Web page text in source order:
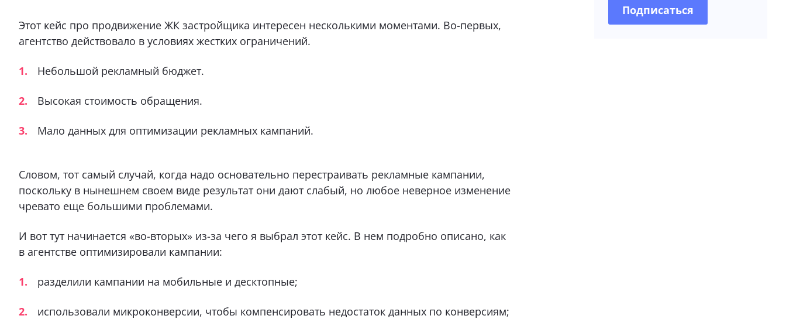
Подписаться
Этот кейс про продвижение ЖК застройщика интересен несколькими моментами. Во-первых,
агентство действовало в условиях жестких ограничений.
Небольшой рекламный бюджет.
Высокая стоимость обращения.
Мало данных для оптимизации рекламных кампаний.
Словом, тот самый случай, когда надо основательно перестраивать рекламные кампании,
поскольку в нынешнем своем виде результат они дают слабый, но любое неверное изменение
чревато еще большими проблемами.
И вот тут начинается «во-вторых» из-за чего я выбрал этот кейс. В нем подробно описано, как
в агентстве оптимизировали кампании:
разделили кампании на мобильные и десктопные;
использовали микроконверсии, чтобы компенсировать недостаток данных по конверсиям;